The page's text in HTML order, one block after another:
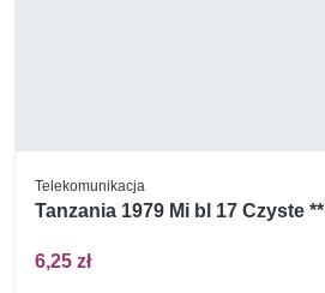
Telekomunikacja
Tanzania 1979 Mi bl 17 Czyste **
6,25 zł